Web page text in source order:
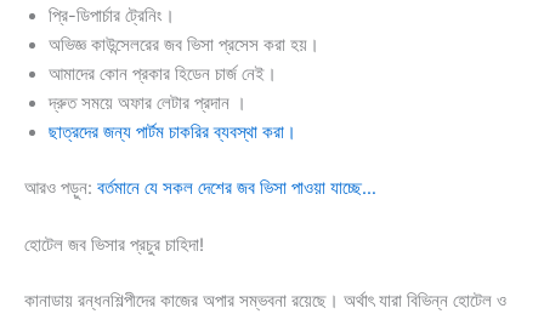
প্রি-ডিপার্চার ট্রেনিং।
অভিজ্ঞ কাউন্সেলরের জব ভিসা প্রসেস করা হয়।
আমাদের কোন প্রকার হিডেন চার্জ নেই।
দ্রুত সময়ে অফার লেটার প্রদান ।
ছাত্রদের জন্য পার্টম চাকরির ব্যবস্থা করা।
আরও পড়ুন: বর্তমানে যে সকল দেশের জব ভিসা পাওয়া যাচ্ছে…
হোটেল জব ভিসার প্রচুর চাহিদা!
কানাডায় রন্ধনশিল্পীদের কাজের অপার সম্ভবনা রয়েছে। অর্থাৎ যারা বিভিন্ন হোটেল ও